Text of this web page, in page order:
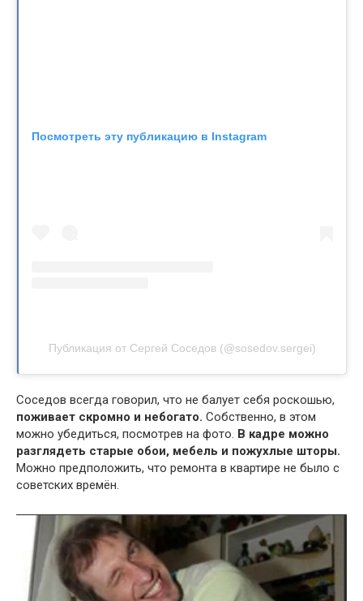
Посмотреть эту публикацию в Instagram
Публикация от Сергей Соседов (@sosedov.sergei)
Соседов всегда говорил, что не балует себя роскошью,
поживает скромно и небогато. Собственно, в этом
можно убедиться, посмотрев на фото. В кадре можно
разглядеть старые обои, мебель и пожухлые шторы.
Можно предположить, что ремонта в квартире не было с
советских времён.